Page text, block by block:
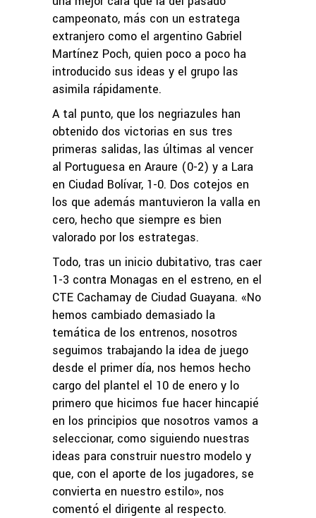
campeonato, más con un estratega
extranjero como el argentino Gabriel
Martínez Poch, quien poco a poco ha
introducido sus ideas y el grupo las
asimila rápidamente.
A tal punto, que los negriazules han
obtenido dos victorias en sus tres
primeras salidas, las últimas al vencer
al Portuguesa en Araure (0-2) y a Lara
en Ciudad Bolívar, 1-0. Dos cotejos en
los que además mantuvieron la valla en
cero, hecho que siempre es bien
valorado por los estrategas.
Todo, tras un inicio dubitativo, tras caer
1-3 contra Monagas en el estreno, en el
CTE Cachamay de Ciudad Guayana. «No
hemos cambiado demasiado la
temática de los entrenos, nosotros
seguimos trabajando la idea de juego
desde el primer día, nos hemos hecho
cargo del plantel el 10 de enero y lo
primero que hicimos fue hacer hincapié
en los principios que nosotros vamos a
seleccionar, como siguiendo nuestras
ideas para construir nuestro modelo y
que, con el aporte de los jugadores, se
convierta en nuestro estilo», nos
comentó el dirigente al respecto.